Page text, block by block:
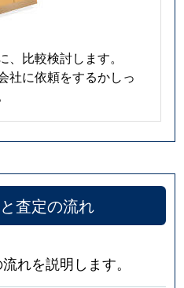
比較検討します。
社に依頼をするかしっ
査定の流れ
れを説明します。